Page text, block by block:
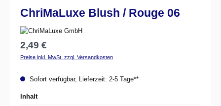
ChriMaLuxe Blush / Rouge 06
Regulärer Preis:
2,49 €
Preise inkl. MwSt. zzgl. Versandkosten
Sofort verfügbar, Lieferzeit: 2-5 Tage**
Inhaltauswählen